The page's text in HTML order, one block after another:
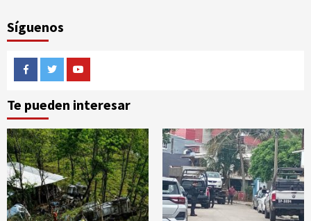
Síguenos
FacebookTwitterYoutube
Te pueden interesar